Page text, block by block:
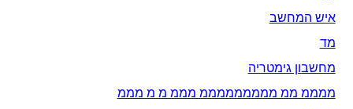
איש המחשב
מד
מחשבון גימטריה
ממממ ממ מממממממממ מממ מ מ מממ